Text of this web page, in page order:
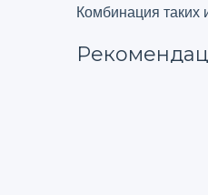
Комбинация таких